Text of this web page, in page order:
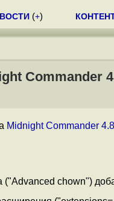
(+)
Commander
Midnight Commander
("Advanced chown")